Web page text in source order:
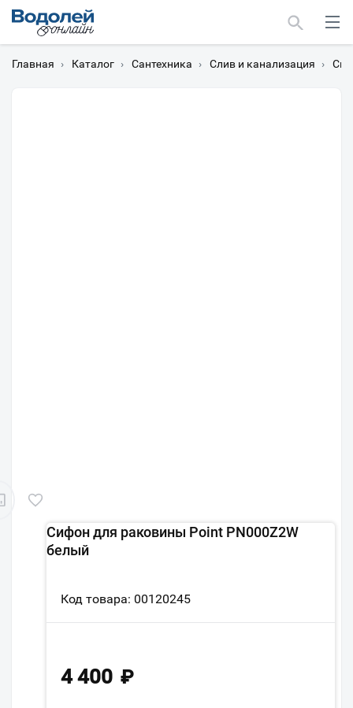
Главная › Каталог › Сантехника › Слив и канализация ›
Сифон для раковины Point PN000Z2W
белый
Код товара: 00120245
4 400 ₽